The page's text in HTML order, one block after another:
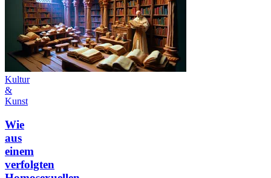
Kultur
&
Kunst
Wie
aus
einem
verfolgten